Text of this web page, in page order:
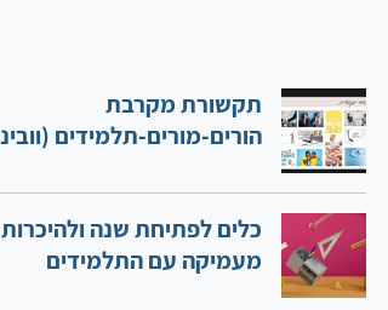
תקשורת מקרבת
הורים-מורים-תלמידים
כלים לפתיחת שנה ולהיכרות
מעמיקה עם התלמידים